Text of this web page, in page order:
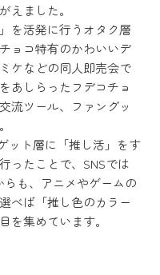
えました。
を活発に行うオタク層
ョコ特有のかわいいデ
ケなどの同人即売会で
あしらったフデコチョ
流ツール、ファングッ
ット層に「推し活」をす
ったことで、SNSでは
も、アニメやゲームの
べば「推し色のカラー
を集めています。